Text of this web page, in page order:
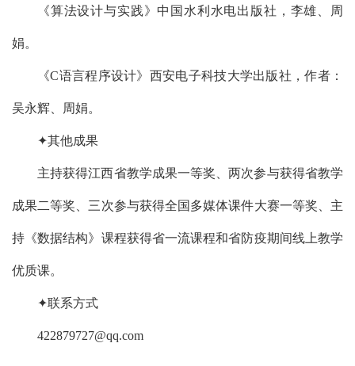
《算法设计与实践》中国水利水电出版社，李雄、周
娟。
《C语言程序设计》西安电子科技大学出版社，作者：
吴永辉、周娟。
✦其他成果
主持获得江西省教学成果一等奖、两次参与获得省教学
成果二等奖、三次参与获得全国多媒体课件大赛一等奖、主
持《数据结构》课程获得省一流课程和省防疫期间线上教学
优质课。
✦联系方式
422879727@qq.com